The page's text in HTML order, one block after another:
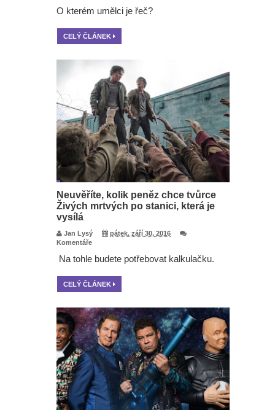
O kterém umělci je řeč?
CELÝ ČLÁNEK
Neuvěříte, kolik peněz chce tvůrce
Živých mrtvých po stanici, která je
vysílá
Jan Lysý
pátek, září 30, 2016
Komentáře
Na tohle budete potřebovat kalkulačku.
CELÝ ČLÁNEK